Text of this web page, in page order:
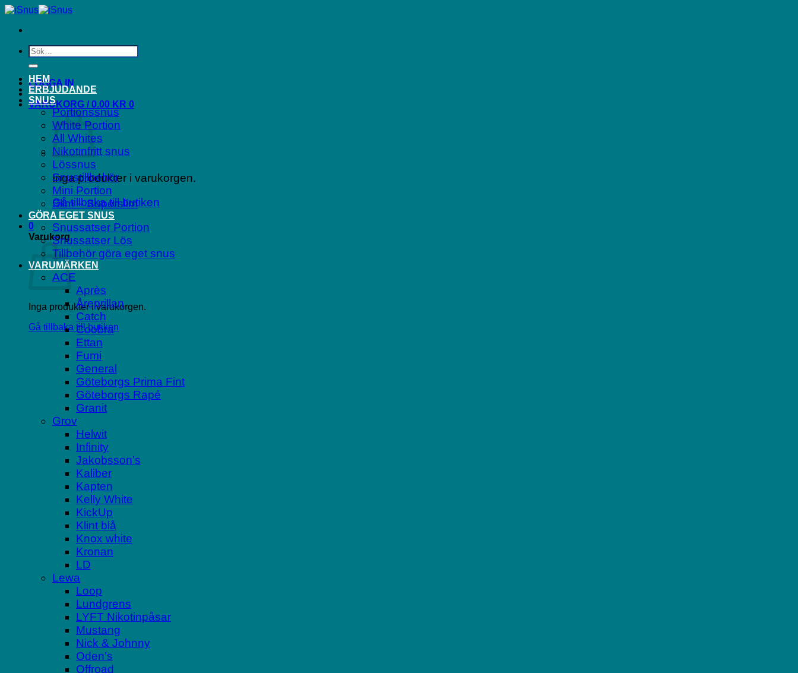
Skip
content
Sök
efter:
LOGGA IN
VARUKORG /0.00 KR 0
Inga produkter i varukorgen.
Gå tillbaka till butiken
0
Varukorg
Inga produkter i varukorgen.
Gå tillbaka till butiken
HEM
ERBJUDANDE
SNUS
Portionssnus
White Portion
All Whites
Nikotinfritt snus
Lössnus
Snustillbehör
Mini Portion
Slim – Superslim
GÖRA EGET SNUS
Snussatser Portion
Snussatser Lös
Tillbehör göra eget snus
VARUMÄRKEN
ACE
Après
Åreprillan
Catch
Coobra
Ettan
Fumi
General
Göteborgs Prima Fint
Göteborgs Rapé
Granit
Grov
Helwit
Infinity
Jakobsson’s
Kaliber
Kapten
Kelly White
KickUp
Klint blå
Knox white
Kronan
LD
Lewa
Loop
Lundgrens
LYFT Nikotinpåsar
Mustang
Nick & Johnny
Oden’s
Offroad